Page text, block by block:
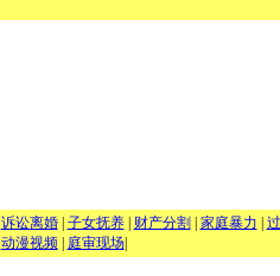
诉讼离婚 子女抚养 财产分割 家庭暴力
动漫视频| 庭审现场|